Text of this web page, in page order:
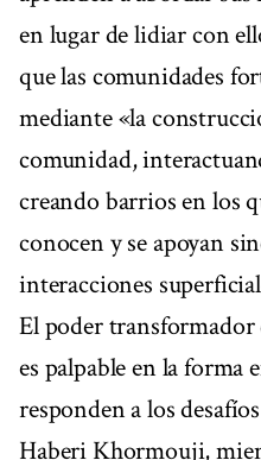
en lugar de lidiar con
que las comunidades
mediante «la
comunidad,
creando barrios en los
conocen y se apoyan
interacciones
El poder transformador
es palpable en la forma
responden a los
Haberi Khormouji,